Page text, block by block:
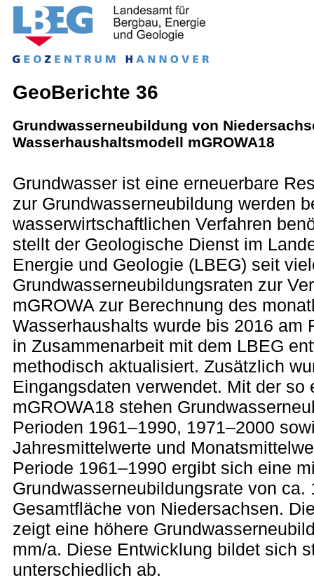
GeoBerichte 36
Grundwasserneubildung von
Wasserhaushaltsmodell mGROWA18
Grundwasser ist eine erneuerbare
zur Grundwasserneubildung werden
wasserwirtschaftlichen Verfahren
stellt der Geologische Dienst im
Energie und Geologie (LBEG) seit
Grundwasserneubildungsraten zur
mGROWA zur Berechnung des
Wasserhaushalts wurde bis 2016 am
in Zusammenarbeit mit dem LBEG
methodisch aktualisiert. Zusätzlich
Eingangsdaten verwendet. Mit der so
mGROWA18 stehen
Perioden 1961–1990, 1971–2000
Jahresmittelwerte und
Periode 1961–1990 ergibt sich eine
Grundwasserneubildungsrate von ca.
Gesamtfläche von Niedersachsen.
zeigt eine höhere
mm/a. Diese Entwicklung bildet sich
unterschiedlich ab.